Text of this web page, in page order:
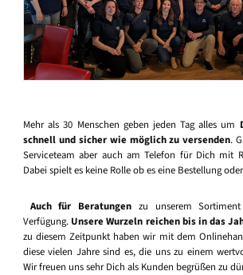
Mehr als 30 Menschen geben jeden Tag alles um
schnell und sicher wie möglich zu versenden.
Serviceteam aber auch am Telefon für Dich mit
Dabei spielt es keine Rolle ob es eine Bestellung
Auch für Beratungen zu unserem
Verfügung. Unsere Wurzeln reichen bis in das
zu diesem Zeitpunkt haben wir mit dem
diese vielen Jahre sind es, die uns zu einem
Wir freuen uns sehr Dich als Kunden begrüßen zu